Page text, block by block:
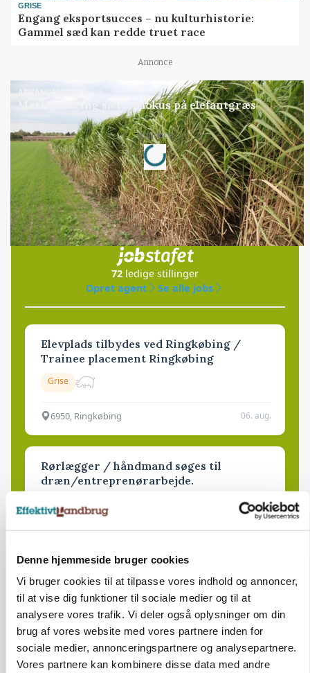
Denne hjemmeside bruger cookies
Vi bruger cookies til at tilpasse vores indhold og annoncer,
til at vise dig funktioner til sociale medier og til at
analysere vores trafik. Vi deler også oplysninger om din
brug af vores website med vores partnere inden for
sociale medier, annonceringspartnere og analysepartnere.
Vores partnere kan kombinere disse data med andre
GRISE
Engang eksportsucces – nu kulturhistorie:
Gammel sæd kan redde truet race
Annonce
ARRANGEMENT
Markvandring sætter fokus på elefantgræs
Annonce
Loading...
Jobs
i samarbejde med
72 ledige stillinger
Opret agent
Se alle jobs
Elevplads tilbydes ved Ringkøbing /
Trainee placement Ringkøbing
Grise
6950, Ringkøbing 06. aug.
Rørlægger / håndmand søges til
dræn/entreprenørarbejde.
Lastbilchauffør søges til Henrik Haves
Maskinstation
Godstransport
4700, Næstved 03. aug.